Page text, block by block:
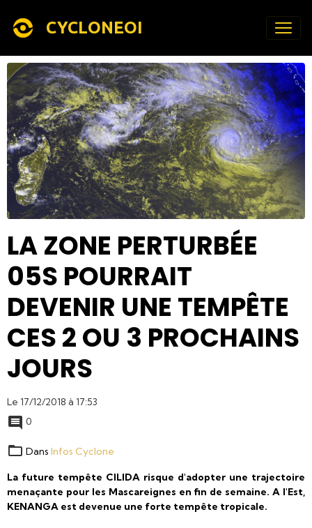
CYCLONEOI
LA ZONE PERTURBÉE
05S POURRAIT
DEVENIR UNE TEMPÊTE
CES 2 OU 3 PROCHAINS
JOURS
Le 17/12/2018 à 17:53
0
Dans Infos Cyclone
La future tempête CILIDA risque d'adopter une trajectoire
menaçante pour les Mascareignes en fin de semaine. A l'Est,
KENANGA est devenue une forte tempête tropicale.